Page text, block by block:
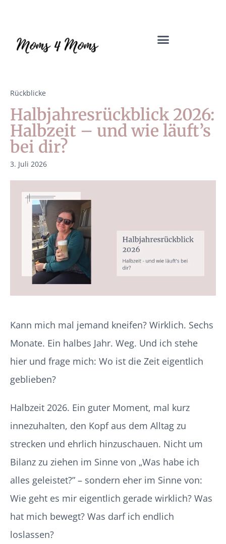
Rückblicke
Halbjahresrückblick 2026:
Halbzeit – und wie läuft’s
bei dir?
3. Juli 2026
Kann mich mal jemand kneifen? Wirklich. Sechs
Monate. Ein halbes Jahr. Weg. Und ich stehe
hier und frage mich: Wo ist die Zeit eigentlich
geblieben?
Halbzeit 2026. Ein guter Moment, mal kurz
innezuhalten, den Kopf aus dem Alltag zu
strecken und ehrlich hinzuschauen. Nicht um
Bilanz zu ziehen im Sinne von „Was habe ich
alles geleistet?” – sondern eher im Sinne von:
Wie geht es mir eigentlich gerade wirklich? Was
hat mich bewegt? Was darf ich endlich
loslassen?